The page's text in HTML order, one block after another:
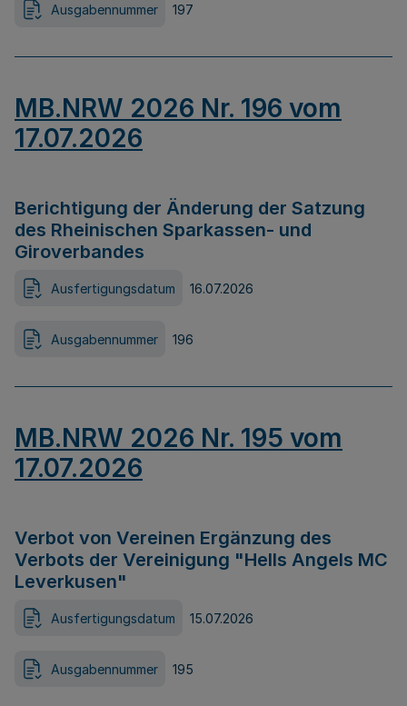
Ausgabennummer 197
MB.NRW 2026 Nr. 196 vom
17.07.2026
Berichtigung der Änderung der Satzung
des Rheinischen Sparkassen- und
Giroverbandes
Ausfertigungsdatum 16.07.2026
Ausgabennummer 196
MB.NRW 2026 Nr. 195 vom
17.07.2026
Verbot von Vereinen Ergänzung des
Verbots der Vereinigung "Hells Angels MC
Leverkusen"
Ausfertigungsdatum 15.07.2026
Ausgabennummer 195